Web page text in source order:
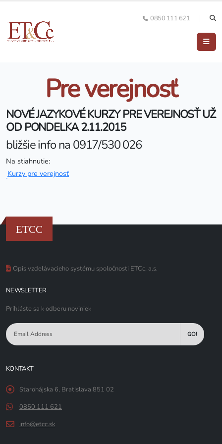
0850 111 621
Pre verejnosť
NOVÉ JAZYKOVÉ KURZY PRE VEREJNOSŤUŽ
OD PONDELKA 2.11.2015
bližšie info na 0917/530 026
Na stiahnutie:
Kurzy pre verejnosť
ETCC
Opis vzdelávacieho systému spoločnosti ETCc, a.s.
NEWSLETTER
Prihláste sa k odberu noviniek
GO!
KONTAKT
Starohájska 6, Bratislava 851 02
0850 111 621
info@etcc.sk